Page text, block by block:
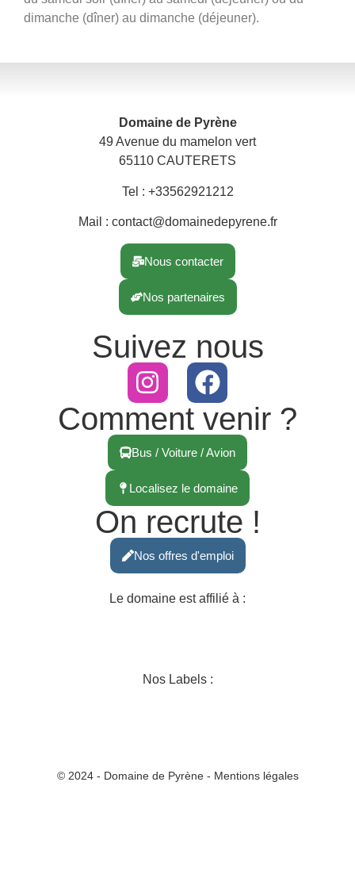
dimanche (dîner) au dimanche (déjeuner).
Domaine de Pyrène
49 Avenue du mamelon vert
65110 CAUTERETS
Tel : +33562921212
Mail : contact@domainedepyrene.fr
Nous contacter
Nos partenaires
Suivez nous
Comment venir ?
Bus / Voiture / Avion
Localisez le domaine
On recrute !
Nos offres d'emploi
Le domaine est affilié à :
Nos Labels :
© 2024 - Domaine de Pyrène - Mentions légales